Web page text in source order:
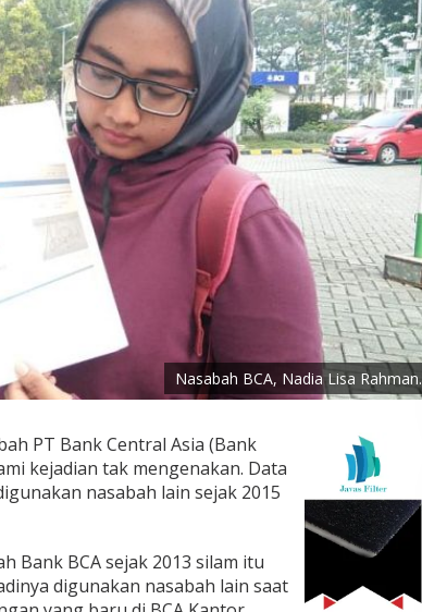
Nasabah BCA, Nadia Lisa Rahman.
PT Bank Central Asia (Bank
kejadian tak mengenakan. Data
nasabah lain sejak 2015
Bank BCA sejak 2013 silam itu
digunakan nasabah lain saat